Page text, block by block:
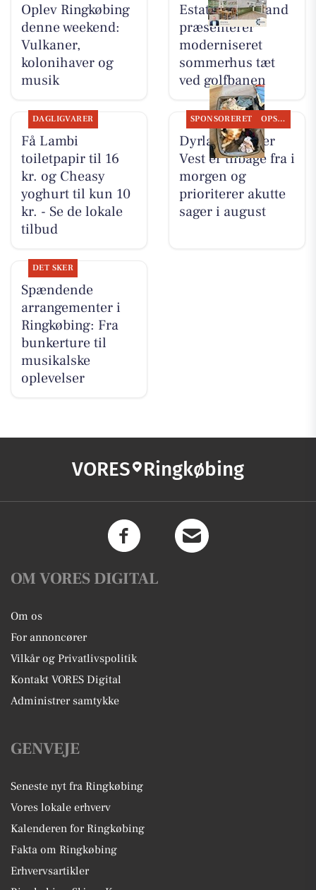
Oplev Ringkøbing
denne weekend:
Vulkaner,
kolonihaver og
musik
Estate Vestjylland
præsenterer
moderniseret
sommerhus tæt
ved golfbanen
DAGLIGVARER
Få Lambi
toiletpapir til 16
kr. og Cheasy
yoghurt til kun 10
kr. - Se de lokale
tilbud
SPONSORERET OPSLAGSTAVLEN
Dyrlæge Center
Vest er tilbage fra i
morgen og
prioriterer akutte
sager i august
DET SKER
Spændende
arrangementer i
Ringkøbing: Fra
bunkerture til
musikalske
oplevelser
VORES Ringkøbing
OM VORES DIGITAL
Om os
For annoncører
Vilkår og Privatlivspolitik
Kontakt VORES Digital
Administrer samtykke
GENVEJE
Seneste nyt fra Ringkøbing
Vores lokale erhverv
Kalenderen for Ringkøbing
Fakta om Ringkøbing
Erhvervsartikler